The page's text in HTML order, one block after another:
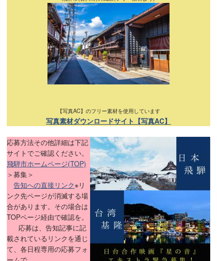
【写真AC】のフリー素材を使用しています
写真素材ダウンロードサイト【写真AC】
応募方法その他詳細は下記
サイトでご確認ください。
飛騨市ホームページ(TOP)
＞募集＞
告知への直接リンク※リ
ンク先ページが消滅する場
合があります。その場合は
TOPページ経由で確認を。
応募は、告知記事に記
載されているリンクを通じ
て、各日程専用の応募フォ